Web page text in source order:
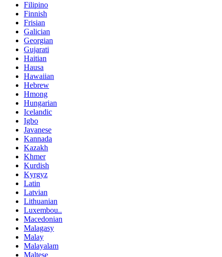
Filipino
Finnish
Frisian
Galician
Georgian
Gujarati
Haitian
Hausa
Hawaiian
Hebrew
Hmong
Hungarian
Icelandic
Igbo
Javanese
Kannada
Kazakh
Khmer
Kurdish
Kyrgyz
Latin
Latvian
Lithuanian
Luxembou..
Macedonian
Malagasy
Malay
Malayalam
Maltese